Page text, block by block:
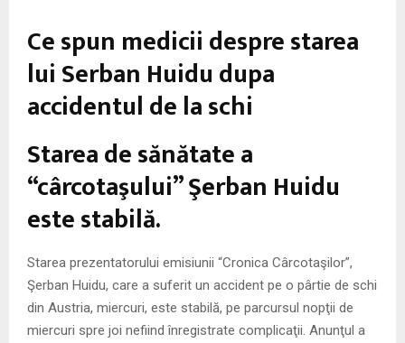
N
U
Ce spun medicii despre starea
lui Serban Huidu dupa
accidentul de la schi
Starea de sănătate a
“cârcotaşului” Şerban Huidu
este stabilă.
Starea prezentatorului emisiunii “Cronica Cârcotaşilor”,
Şerban Huidu, care a suferit un accident pe o pârtie de schi
din Austria, miercuri, este stabilă, pe parcursul nopţii de
miercuri spre joi nefiind înregistrate complicaţii. Anunţul a